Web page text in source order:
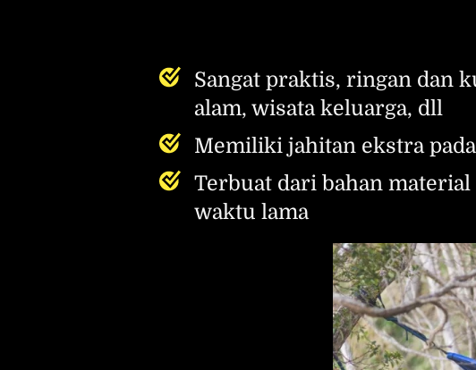
Sangat praktis, ringan dan
alam, wisata keluarga, dll
Memiliki jahitan ekstra
Terbuat dari bahan
waktu lama